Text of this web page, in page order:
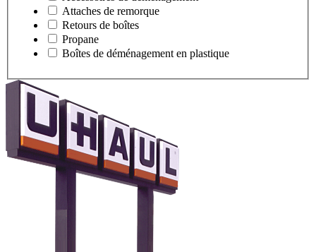
Attaches de remorque
Retours de boîtes
Propane
Boîtes de déménagement en plastique